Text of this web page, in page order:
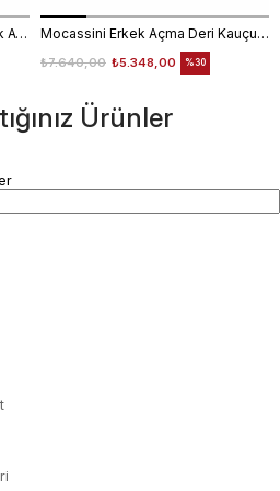
Kemal Tanca Gold Erkek Günlük Ayakkabı 6612-152 Mocassini Erkek Açma Deri Kauçuk Taban Bordo Günlük Ayakkabı
₺5.348,00
₺7.640,00 %30
Ürünler